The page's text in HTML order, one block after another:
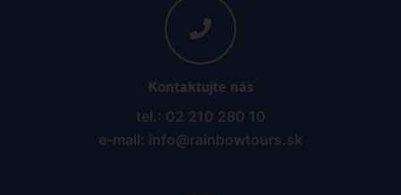
Kontaktujte nás
tel.: 02 210 280 10
e-mail: info@rainbowtours.sk